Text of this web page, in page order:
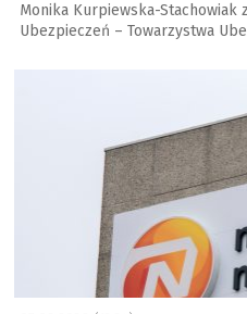
Monika Kurpiewska-Stachowiak
Ubezpieczeń – Towarzystwa